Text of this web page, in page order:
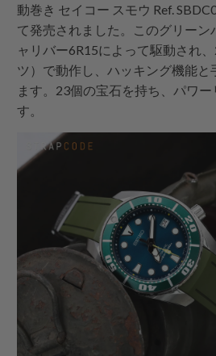
動巻き セイコー スモウ Ref.
て発売されました。このグリーン
ャリバー6R15によって駆動され
ツ）で動作し、ハッキング機能と
ます。23個の宝石を持ち、パワ
す。